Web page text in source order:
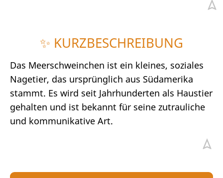
✨ KURZBESCHREIBUNG
Das Meerschweinchen ist ein kleines, soziales
Nagetier, das ursprünglich aus Südamerika
stammt. Es wird seit Jahrhunderten als Haustier
gehalten und ist bekannt für seine zutrauliche
und kommunikative Art.